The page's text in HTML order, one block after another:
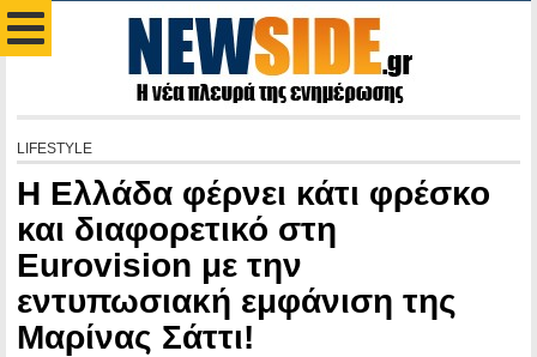
LIFESTYLE
Η Ελλάδα φέρνει κάτι φρέσκο
και διαφορετικό στη
Eurovision με την
εντυπωσιακή εμφάνιση της
Μαρίνας Σάττι!